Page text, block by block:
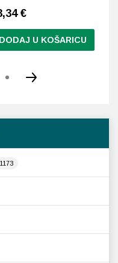
1173
€
DODAJ U KOŠARICU